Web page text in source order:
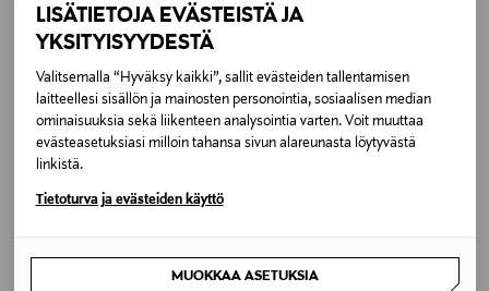
LISÄTIETOJA EVÄSTEISTÄ JA
YKSITYISYYDESTÄ
Valitsemalla “Hyväksy kaikki”, sallit evästeiden tallentamisen
laitteellesi sisällön ja mainosten personointia, sosiaalisen median
ominaisuuksia sekä liikenteen analysointia varten. Voit muuttaa
evästeasetuksiasi milloin tahansa sivun alareunasta löytyvästä
linkistä.
Tietoturva ja evästeiden käyttö
MUOKKAA ASETUKSIA
Väri
020 SOFT CEMENT
Koko
LONGCHAMP
Le Pliage One Pouch -laukku
LONGCHAMP
Le Pliage One Pouch -laukku